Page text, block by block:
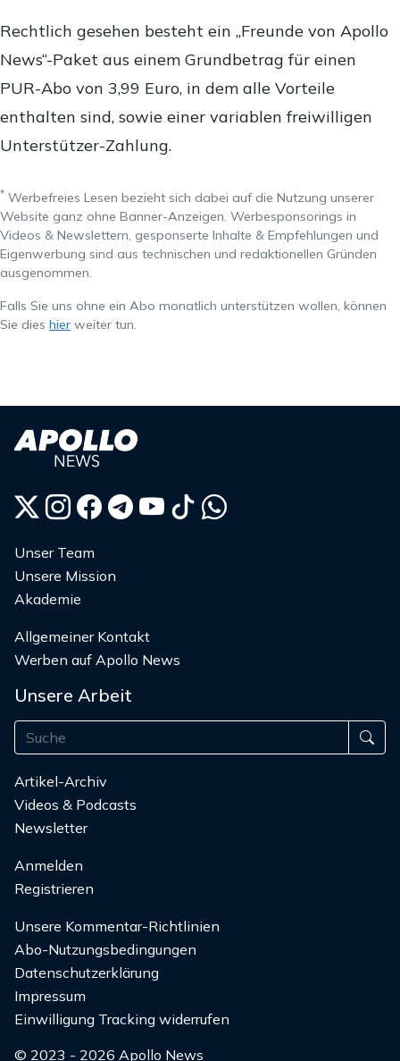
Rechtlich gesehen besteht ein „Freunde von Apollo
News“-Paket aus einem Grundbetrag für einen
PUR-Abo von 3,99 Euro, in dem alle Vorteile
enthalten sind, sowie einer variablen freiwilligen
Unterstützer-Zahlung.
* Werbefreies Lesen bezieht sich dabei auf die Nutzung unserer
Website ganz ohne Banner-Anzeigen. Werbesponsorings in
Videos & Newslettern, gesponserte Inhalte & Empfehlungen und
Eigenwerbung sind aus technischen und redaktionellen Gründen
ausgenommen.
Falls Sie uns ohne ein Abo monatlich unterstützen wollen, können
Sie dies hier weiter tun.
Unser Team
Unsere Mission
Akademie
Allgemeiner Kontakt
Werben auf Apollo News
Unsere Arbeit
Artikel-Archiv
Videos & Podcasts
Newsletter
Anmelden
Registrieren
Unsere Kommentar-Richtlinien
Abo-Nutzungsbedingungen
Datenschutzerklärung
Impressum
Einwilligung Tracking widerrufen
© 2023 - 2026 Apollo News